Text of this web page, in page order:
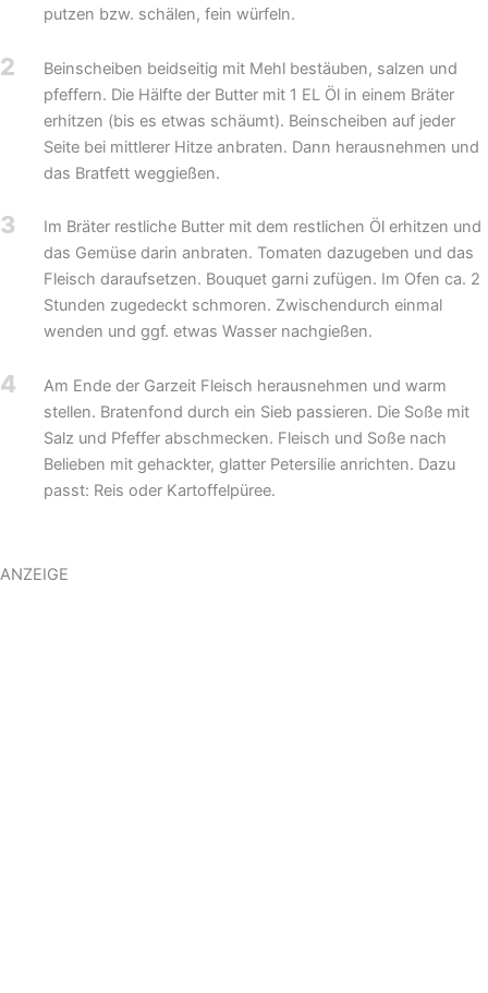
putzen bzw. schälen, fein würfeln.
2
Beinscheiben beidseitig mit Mehl bestäuben, salzen und
pfeffern. Die Hälfte der Butter mit 1 EL Öl in einem Bräter
erhitzen (bis es etwas schäumt). Beinscheiben auf jeder
Seite bei mittlerer Hitze anbraten. Dann herausnehmen und
das Bratfett weggießen.
3
Im Bräter restliche Butter mit dem restlichen Öl erhitzen und
das Gemüse darin anbraten. Tomaten dazugeben und das
Fleisch daraufsetzen. Bouquet garni zufügen. Im Ofen ca. 2
Stunden zugedeckt schmoren. Zwischendurch einmal
wenden und ggf. etwas Wasser nachgießen.
4
Am Ende der Garzeit Fleisch herausnehmen und warm
stellen. Bratenfond durch ein Sieb passieren. Die Soße mit
Salz und Pfeffer abschmecken. Fleisch und Soße nach
Belieben mit gehackter, glatter Petersilie anrichten. Dazu
passt: Reis oder Kartoffelpüree.
ANZEIGE